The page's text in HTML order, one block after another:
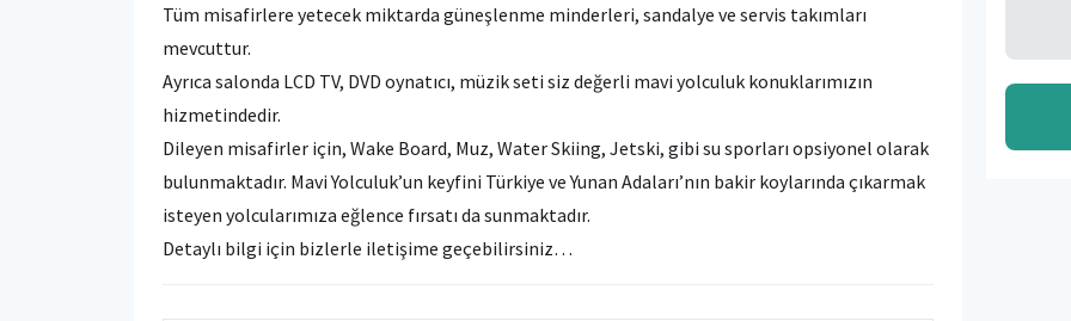
Tüm misafirlere yetecek miktarda güneşlenme minderleri, sandalye ve servis takımları
mevcuttur.
Ayrıca salonda LCD TV, DVD oynatıcı, müzik seti siz değerli mavi yolculuk konuklarımızın
hizmetindedir.
Dileyen misafirler için, Wake Board, Muz, Water Skiing, Jetski, gibi su sporları opsiyonel olarak
bulunmaktadır. Mavi Yolculuk’un keyfini Türkiye ve Yunan Adaları’nın bakir koylarında çıkarmak
isteyen yolcularımıza eğlence fırsatı da sunmaktadır.
Detaylı bilgi için bizlerle iletişime geçebilirsiniz…